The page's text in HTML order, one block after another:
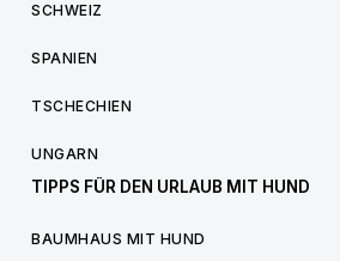
SCHWEIZ
SPANIEN
TSCHECHIEN
UNGARN
TIPPS FÜR DEN URLAUB MIT HUND
BAUMHAUS MIT HUND